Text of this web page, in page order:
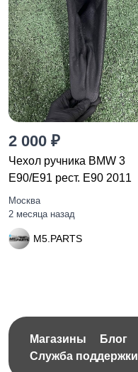
2 000 ₽
Чехол ручника BMW 3
E90/E91 рест. E90 2011
Москва
2 месяца назад
M5.PARTS
Магазины Блог
Служба поддержки